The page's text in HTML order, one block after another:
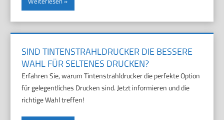
SIND TINTENSTRAHLDRUCKER DIE BESSERE
WAHL FÜR SELTENES DRUCKEN?
Erfahren Sie, warum Tintenstrahldrucker die perfekte Option
für gelegentliches Drucken sind. Jetzt informieren und die
richtige Wahl treffen!